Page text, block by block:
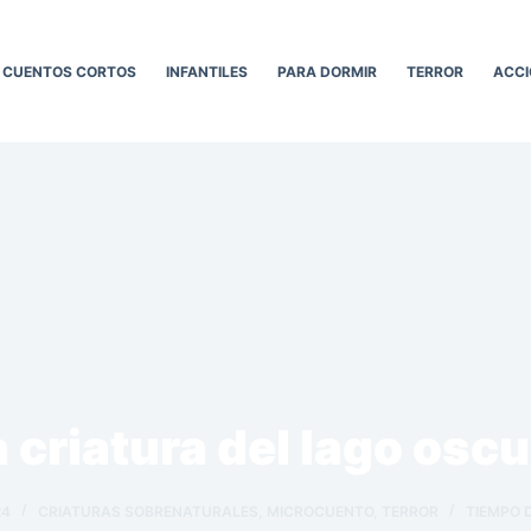
CUENTOS CORTOS INFANTILES PARA DORMIR TERROR